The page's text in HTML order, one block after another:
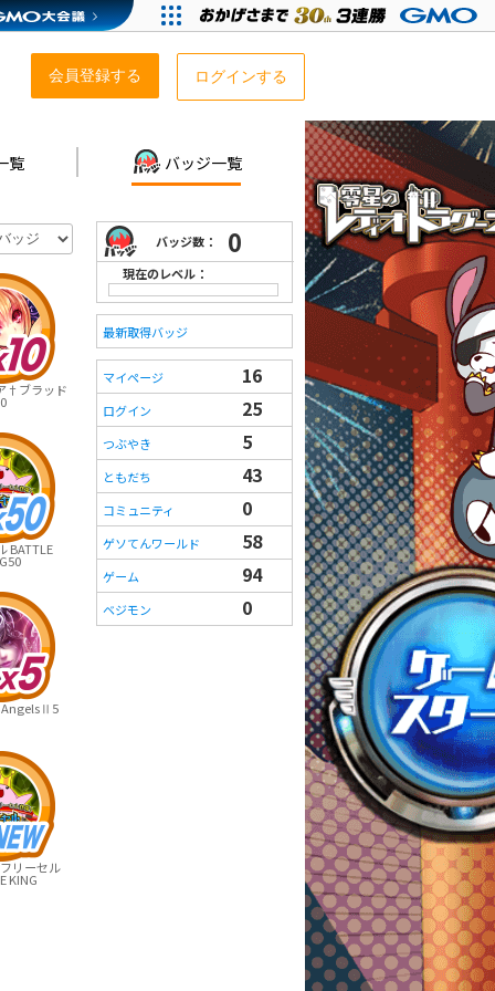
会員登録する ログインする
覧 バッジ一覧
†ブラッド
BATTLE
リーセル
KING
バッジ数： 0
現在のレベル：
最新取得バッジ
マイページ 16
ログイン 25
つぶやき 5
ともだち 43
コミュニティ 0
ゲソてんワールド 58
ゲーム 94
ベジモン 0